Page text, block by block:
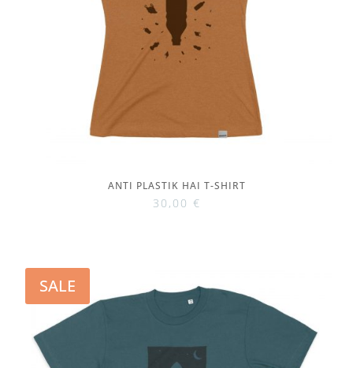
ANTI PLASTIK HAI T-SHIRT
30,00 €
SALE